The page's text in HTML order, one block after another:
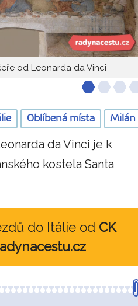
od Leonarda da Vinci
Oblíbená místa Milán
da Vinci je k
kostela Santa
do Itálie od CK